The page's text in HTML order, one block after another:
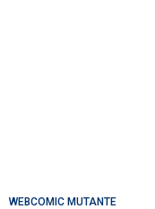
WEBCOMIC MUTANTE